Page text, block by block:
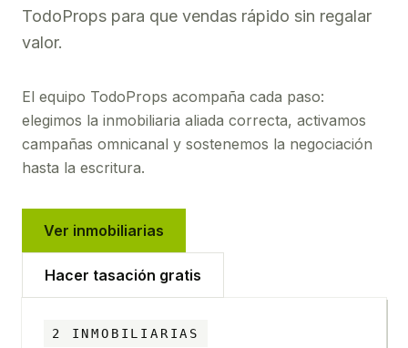
TodoProps para que vendas rápido sin regalar
valor.
El equipo TodoProps acompaña cada paso:
elegimos la inmobiliaria aliada correcta, activamos
campañas omnicanal y sostenemos la negociación
hasta la escritura.
Ver inmobiliarias
Hacer tasación gratis
2 INMOBILIARIAS